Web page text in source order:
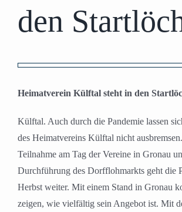
den
grösseres
Heimatverein Külftal steht in den
Külftal. Auch durch die Pandemie lassen
des Heimatvereins Külftal nicht
Teilnahme am Tag der Vereine in Gronau
Durchführung des Dorfflohmarkts geht die
Herbst weiter. Mit einem Stand in Gronau
zeigen, wie vielfältig sein Angebot ist. Mit